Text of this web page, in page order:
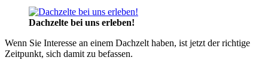
Dachzelte bei uns erleben!
Wenn Sie Interesse an einem Dachzelt haben, ist jetzt der richtige
Zeitpunkt, sich damit zu befassen.